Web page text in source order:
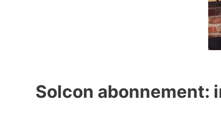
Solcon abonnement: